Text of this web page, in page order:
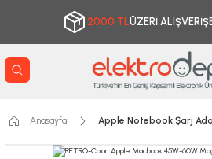
2000 TLÜZERİ
Anasayfa Apple Notebook Şarj